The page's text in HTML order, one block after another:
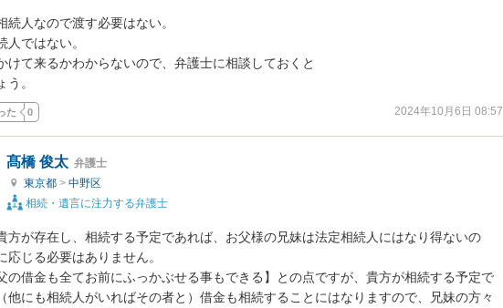
続人なので渡す必要はない。
人ではない。
けて来るかわからないので、弁護士に相談しておくと
う。
た 0 2024年10月6日 08:57
髙橋 俊太 弁護士
東京都 > 中野区
相続・遺言に注力する弁護士
方が存在し、相続する予定であれば、お父様の兄妹は法定相続人にはなり得ないの
応じる必要はありません。
の借金も全てお前にふっかぶせる事もできる】との点ですが、貴方が相続する予定で
他にも相続人がいればその者と）借金も相続することにはなりますので、兄妹の方々